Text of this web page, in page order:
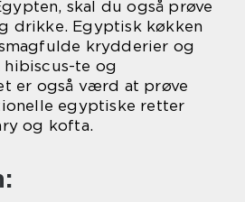
skal du også prøve
drikke. Egyptisk køkken
krydderier og
te og
er også værd at prøve
egyptiske retter
og kofta.